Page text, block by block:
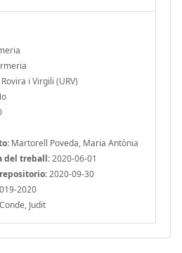
i Virgili (URV)
Martorell Poveda, Maria Antònia
del treball:2020-06-01
2020-09-30
2020
Judit